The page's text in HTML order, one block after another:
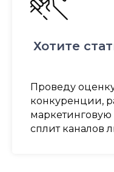
Хотите
Проведу
конкуренции,
маркетинговую
сплит каналов